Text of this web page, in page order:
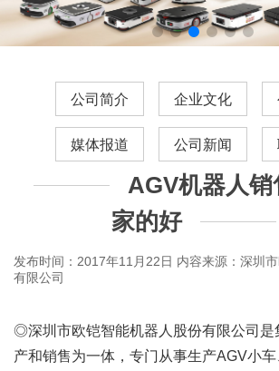
公司简介 企业文化
媒体报道 公司新闻
AGV机器人
家的好
发布时间：2017年11月22日 内容来源：深圳
有限公司
◎深圳市欧铠智能机器人股份有限公司是
产和销售为一体，专门从事生产AGV小车